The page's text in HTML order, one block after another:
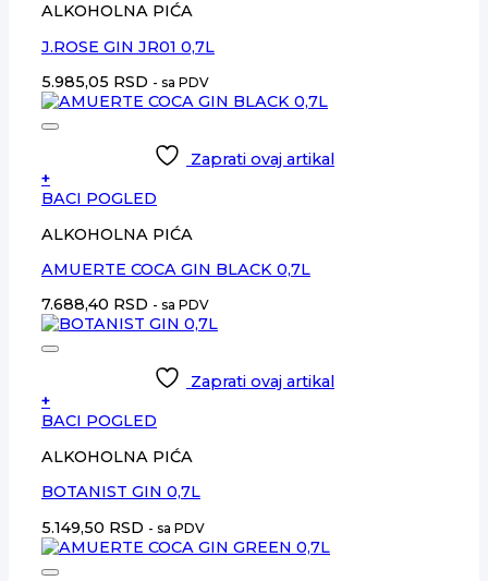
ALKOHOLNA PIĆA
J.ROSE GIN JR01 0,7L
5.985,05 RSD - sa PDV
Zaprati ovaj artikal
+
BACI POGLED
ALKOHOLNA PIĆA
AMUERTE COCA GIN BLACK 0,7L
7.688,40 RSD - sa PDV
Zaprati ovaj artikal
+
BACI POGLED
ALKOHOLNA PIĆA
BOTANIST GIN 0,7L
5.149,50 RSD - sa PDV